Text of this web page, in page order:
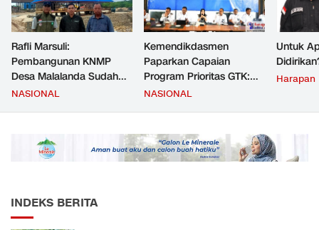
Rafli Marsuli:
Pembangunan KNMP
Desa Malalanda Sudah
Mencapai 69 Persen dan
JMD dan JMF
NASIONAL
Kemendikdasmen
Paparkan Capaian
Program Prioritas GTK:
Kompetensi Meningkat,
NASIONAL
Untuk
Harapan
INDEKS BERITA